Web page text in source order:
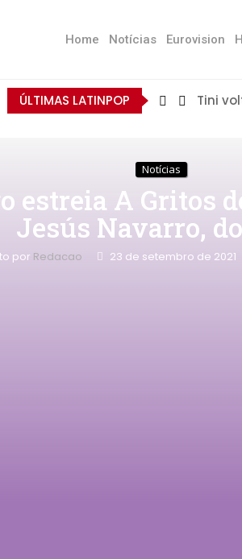
Home Notícias Eurovision
ÚLTIMAS LATINPOP Tini
Notícias
estreia A Gritos
Jesús Navarro,
por Redacao 23 de setembro de 2021